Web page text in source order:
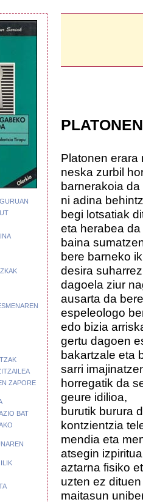
ZAPORE
BAT
Platonen erara
neska zurbil
barnerakoia da
ni adina
begi lotsatiak
eta herabea
baina
bere barneko
desira
dagoela ziur
ausarta da
espeleologo
edo bizia
gertu dagoen
bakartzale eta
sarri
horregatik da
geure idilioa,
burutik burura
kontzientzia
mendia eta
atsegin
aztarna fisiko
uzten ez
maitasun